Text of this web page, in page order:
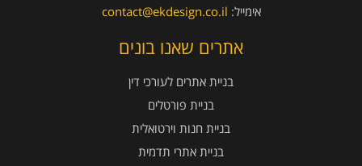
אימייל: contact@ekdesign.co.il
אתרים שאנו בונים
בניית אתרים לעורכי דין
בניית פורטלים
בניית חנות וירטואלית
בניית אתרי תדמית